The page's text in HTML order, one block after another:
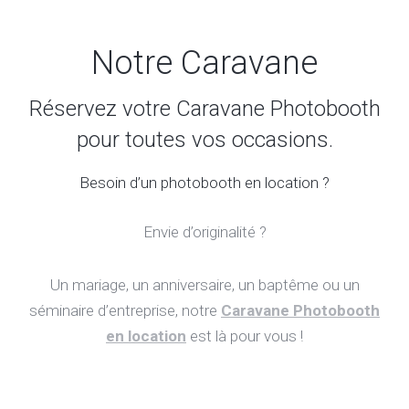
Notre Caravane
Réservez votre Caravane Photobooth
pour toutes vos occasions.
Besoin d’un photobooth en location ?
Envie d’originalité ?
Un mariage, un anniversaire, un baptême ou un
séminaire d’entreprise, notre Caravane Photobooth
en location est là pour vous !